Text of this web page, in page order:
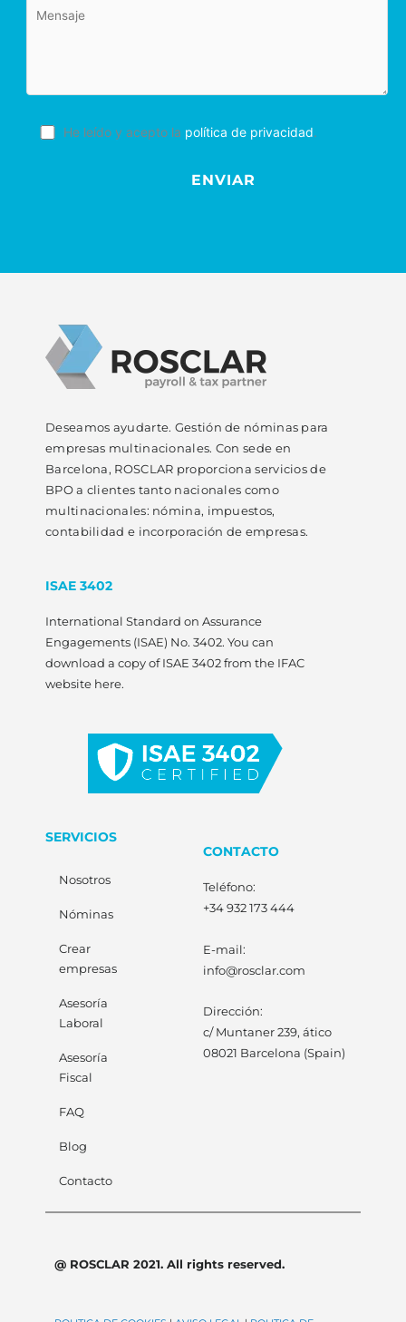
He leído y acepto la política de privacidad.
Deseamos ayudarte. Gestión de nóminas para
empresas multinacionales. Con sede en
Barcelona, ROSCLAR proporciona servicios de
BPO a clientes tanto nacionales como
multinacionales: nómina, impuestos,
contabilidad e incorporación de empresas.
ISAE 3402
International Standard on Assurance
Engagements (ISAE) No. 3402. You can
download a copy of ISAE 3402 from the IFAC
website here.
SERVICIOS
Nosotros
Nóminas
Crear
empresas
Asesoría
Laboral
Asesoría
Fiscal
FAQ
Blog
Contacto
CONTACTO
Teléfono:
+34 932 173 444
E-mail:
info@rosclar.com
Dirección:
c/ Muntaner 239, ático
08021 Barcelona (Spain)
@ ROSCLAR 2021. All rights reserved.